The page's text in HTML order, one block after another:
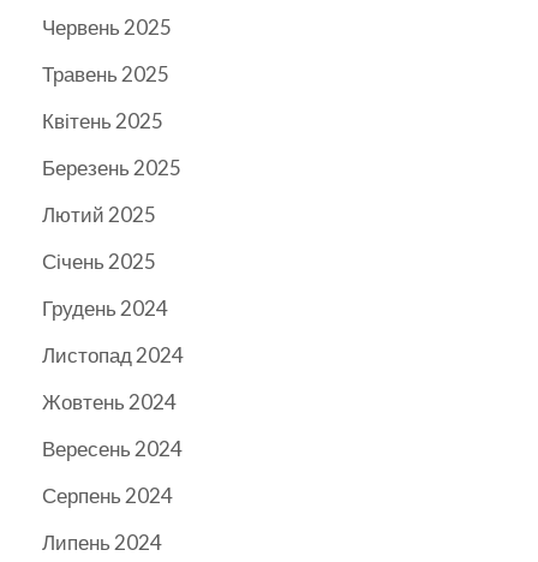
Червень 2025
Травень 2025
Квітень 2025
Березень 2025
Лютий 2025
Січень 2025
Грудень 2024
Листопад 2024
Жовтень 2024
Вересень 2024
Серпень 2024
Липень 2024